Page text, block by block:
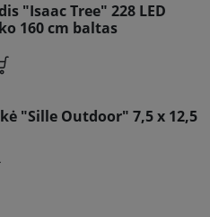
"Isaac Tree" 228 LED
160 cm baltas
"Sille Outdoor" 7,5 x 12,5